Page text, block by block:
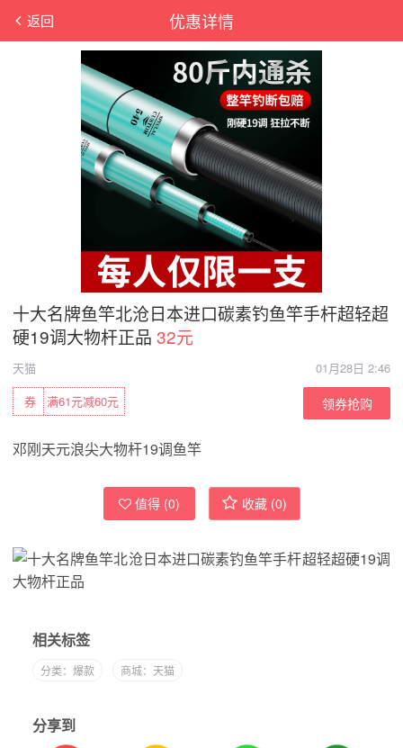
优惠详情
返回
十大名牌鱼竿北沧日本进口碳素钓鱼竿手杆超轻超
硬19调大物杆正品 32元
天猫
01月28日 2:46
满61元减60元
券 领券抢购
邓刚天元浪尖大物杆19调鱼竿
值得 (0) 收藏 (0)
相关标签
分类：爆款 商城：天猫
分享到